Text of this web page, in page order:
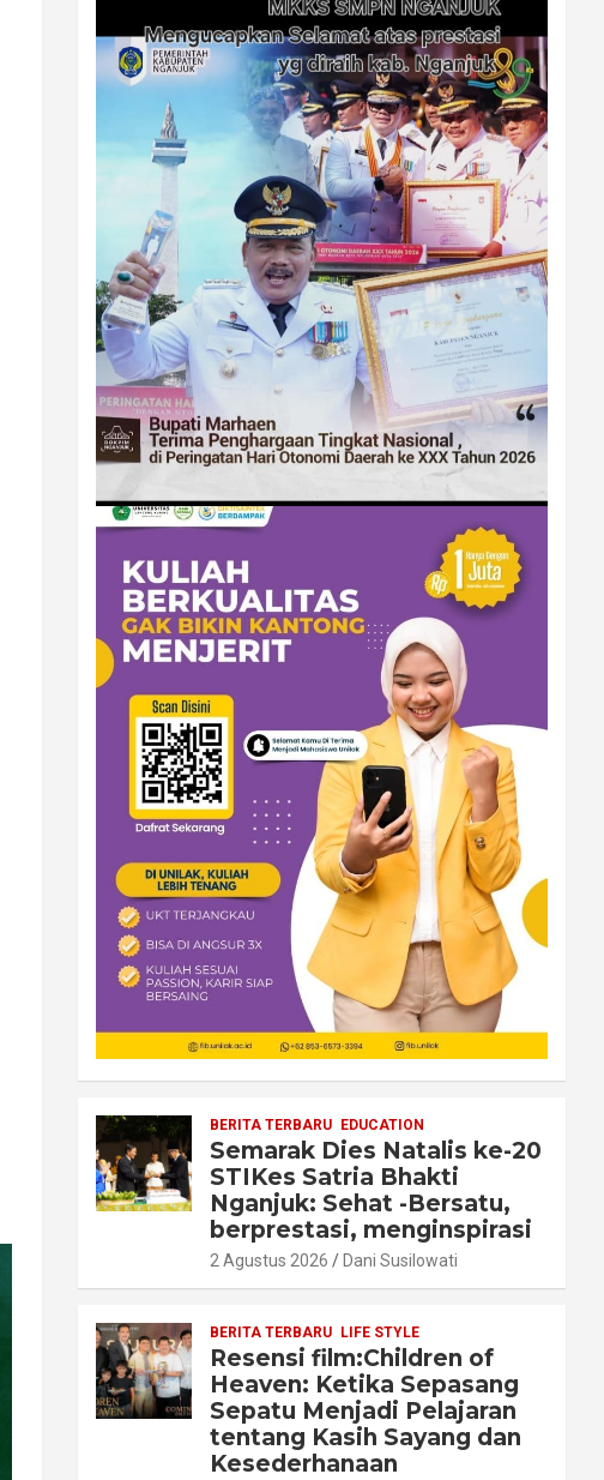
BERITA TERBARU EDUCATION
Semarak Dies Natalis ke-20
STIKes Satria Bhakti
Nganjuk: Sehat -Bersatu,
berprestasi, menginspirasi
2 Agustus 2026 Dani Susilowati
BERITA TERBARU LIFE STYLE
Resensi film:Children of
Heaven: Ketika Sepasang
Sepatu Menjadi Pelajaran
tentang Kasih Sayang dan
Kesederhanaan